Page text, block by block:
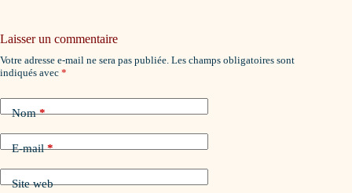
Laisser un commentaire
Votre adresse e-mail ne sera pas publiée. Les champs obligatoires sont
indiqués avec *
Nom*
E-mail*
Site web